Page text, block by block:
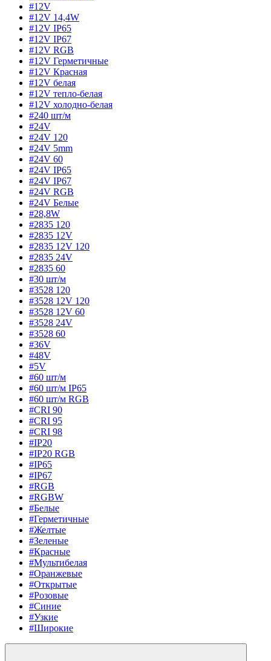
#12V
#12V 14,4W
#12V IP65
#12V IP67
#12V RGB
#12V Герметичные
#12V Красная
#12V белая
#12V тепло-белая
#12V холодно-белая
#240 шт/м
#24V
#24V 120
#24V 5mm
#24V 60
#24V IP65
#24V IP67
#24V RGB
#24V Белые
#28,8W
#2835 120
#2835 12V
#2835 12V 120
#2835 24V
#2835 60
#30 шт/м
#3528 120
#3528 12V 120
#3528 12V 60
#3528 24V
#3528 60
#36V
#48V
#5V
#60 шт/м
#60 шт/м IP65
#60 шт/м RGB
#CRI 90
#CRI 95
#CRI 98
#IP20
#IP20 RGB
#IP65
#IP67
#RGB
#RGBW
#Белые
#Герметичные
#Желтые
#Зеленые
#Красные
#Мультибелая
#Оранжевые
#Открытые
#Розовые
#Синие
#Узкие
#Широкие